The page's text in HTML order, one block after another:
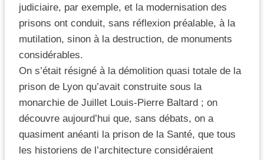
judiciaire, par exemple, et la modernisation des
prisons ont conduit, sans réflexion préalable, à la
mutilation, sinon à la destruction, de monuments
considérables.
On s’était résigné à la démolition quasi totale de la
prison de Lyon qu’avait construite sous la
monarchie de Juillet Louis-Pierre Baltard ; on
découvre aujourd’hui que, sans débats, on a
quasiment anéanti la prison de la Santé, que tous
les historiens de l’architecture considéraient